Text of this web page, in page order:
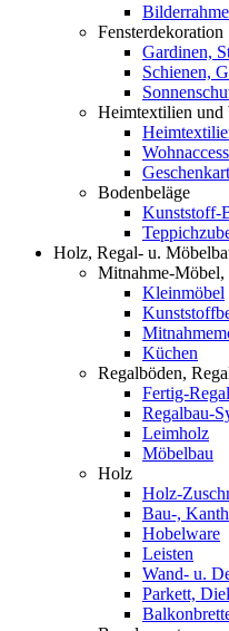
Fensterdekoration
Gardinen,
Schienen,
Heimtextilien und
Bodenbeläge
Kunststoff-
Holz, Regal- u.
Mitnahme-Möbel,
Kleinmöbel
Küchen
Regalböden,
Fertig-
Regalbau-
Leimholz
Möbelbau
Holz
Holz-
Bau-,
Hobelware
Leisten
Wand- u.
Parkett,